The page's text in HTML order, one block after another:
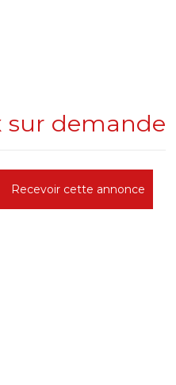
sur demande
Recevoir cette annonce